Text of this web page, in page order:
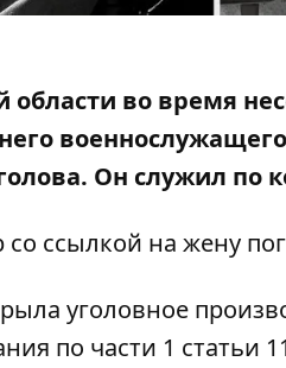
области во время
Он служил по
ссылкой на жену
уголовное
по части 1 статьи